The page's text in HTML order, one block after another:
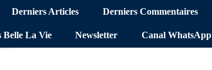
Derniers Articles Derniers Commentaires
Belle La Vie Newsletter Canal WhatsApp